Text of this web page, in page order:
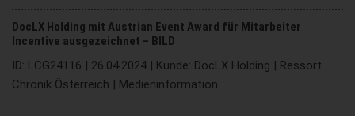
DocLX Holding mit Austrian Event Award für Mitarbeiter
Incentive ausgezeichnet – BILD
ID: LCG24116 | 26.04.2024 | Kunde: DocLX Holding | Ressort:
Chronik Österreich | Medieninformation